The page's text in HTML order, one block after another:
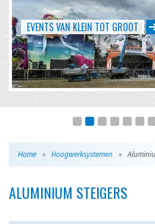
EVENTS VAN KLEIN TOT GROOT
Home » Hoogwerksystemen »
ALUMINIUM STEIGERS